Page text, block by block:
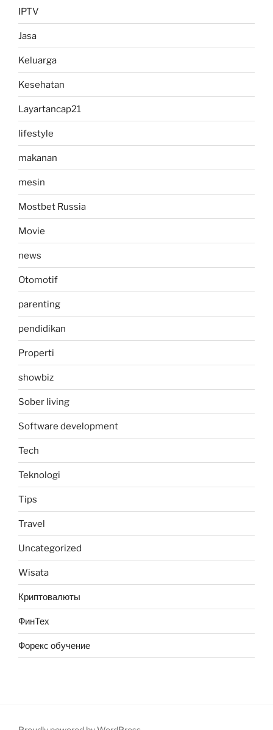
IPTV
Jasa
Keluarga
Kesehatan
Layartancap21
lifestyle
makanan
mesin
Mostbet Russia
Movie
news
Otomotif
parenting
pendidikan
Properti
showbiz
Sober living
Software development
Tech
Teknologi
Tips
Travel
Uncategorized
Wisata
Криптовалюты
ФинТех
Форекс обучение